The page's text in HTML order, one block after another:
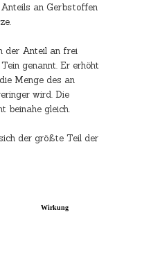
an Gerbstoffen
der Anteil an frei
genannt. Er erhöht
Menge des an
wird. Die
beinahe gleich.
der größte Teil der
Wirkung